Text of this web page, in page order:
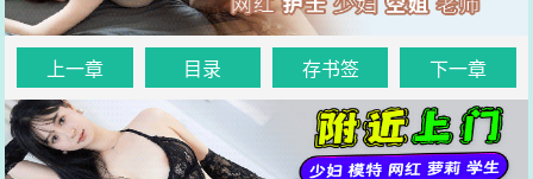
上一章 目录 存书签 下一章